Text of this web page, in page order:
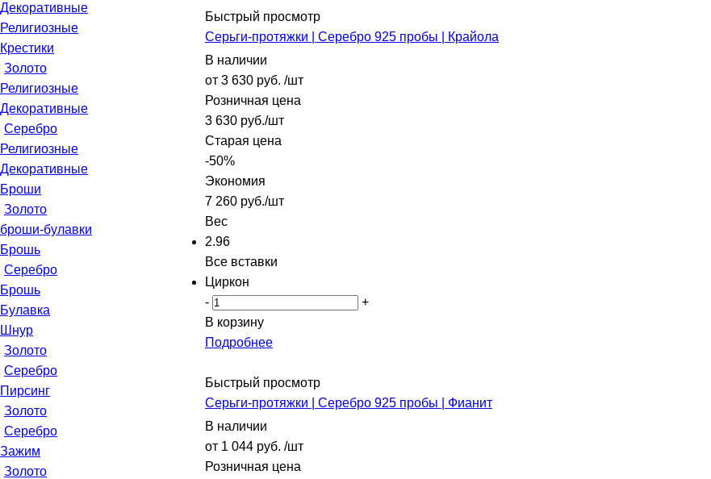
Быстрый просмотр
Серьги-протяжки | Серебро 925 пробы | Крайола
В наличии
от 3 630 руб. /шт
Розничная цена
3 630 руб./шт
Старая цена
-50%
Экономия
7 260 руб./шт
Вес
2.96
Все вставки
Циркон
-
+
В корзину
Подробнее
Быстрый просмотр
Серьги-протяжки | Серебро 925 пробы | Фианит
В наличии
от 1 044 руб. /шт
Розничная цена
Декоративные
Религиозные
Крестики
Золото
Религиозные
Декоративные
Серебро
Религиозные
Декоративные
Броши
Золото
броши-булавки
Брошь
Серебро
Брошь
Булавка
Шнур
Золото
Серебро
Пирсинг
Золото
Серебро
Зажим
Золото